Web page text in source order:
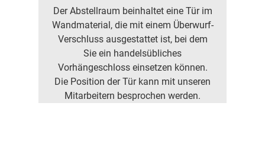
Der Abstellraum beinhaltet eine Tür im
Wandmaterial, die mit einem Überwurf-
Verschluss ausgestattet ist, bei dem
Sie ein handelsübliches
Vorhängeschloss einsetzen können.
Die Position der Tür kann mit unseren
Mitarbeitern besprochen werden.